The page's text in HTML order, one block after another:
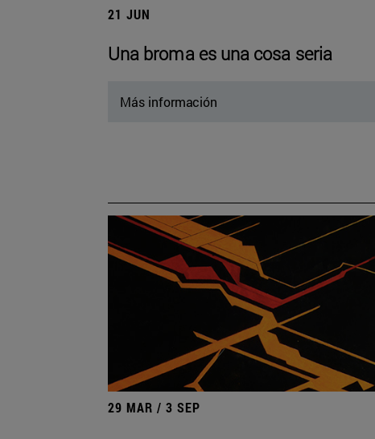
21 JUN
Una broma es una cosa seria
Más información
29 MAR / 3 SEP